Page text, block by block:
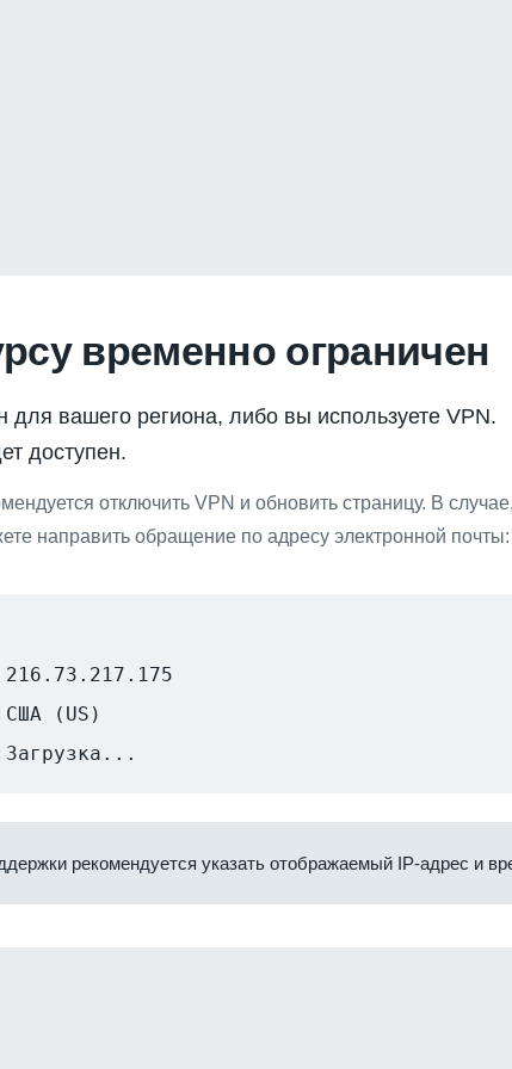
временно ограничен
для вашего региона, либо вы используете VPN.
доступен.
отключить VPN и обновить страницу. В
направить обращение по адресу электронной почты:
216.73.217.175
США (US)
Загрузка...
рекомендуется указать отображаемый IP-адрес и